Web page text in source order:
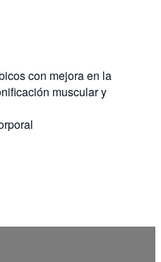
con mejora en la
muscular y